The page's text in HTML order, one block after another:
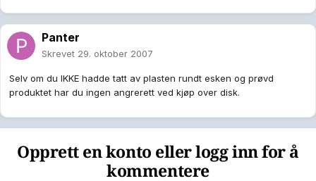
Panter
Skrevet 29. oktober 2007
Selv om du IKKE hadde tatt av plasten rundt esken og prøvd
produktet har du ingen angrerett ved kjøp over disk.
Opprett en konto eller logg inn for å
kommentere